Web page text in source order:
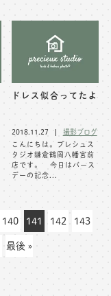
ドレス似合ってたよ
2018.11.27
撮影ブログ
こんにちは。プレシュス
タジオ鎌倉鶴岡八幡宮前
店です。 今日はバース
デーの記念...
140 141 142
143
最後 »